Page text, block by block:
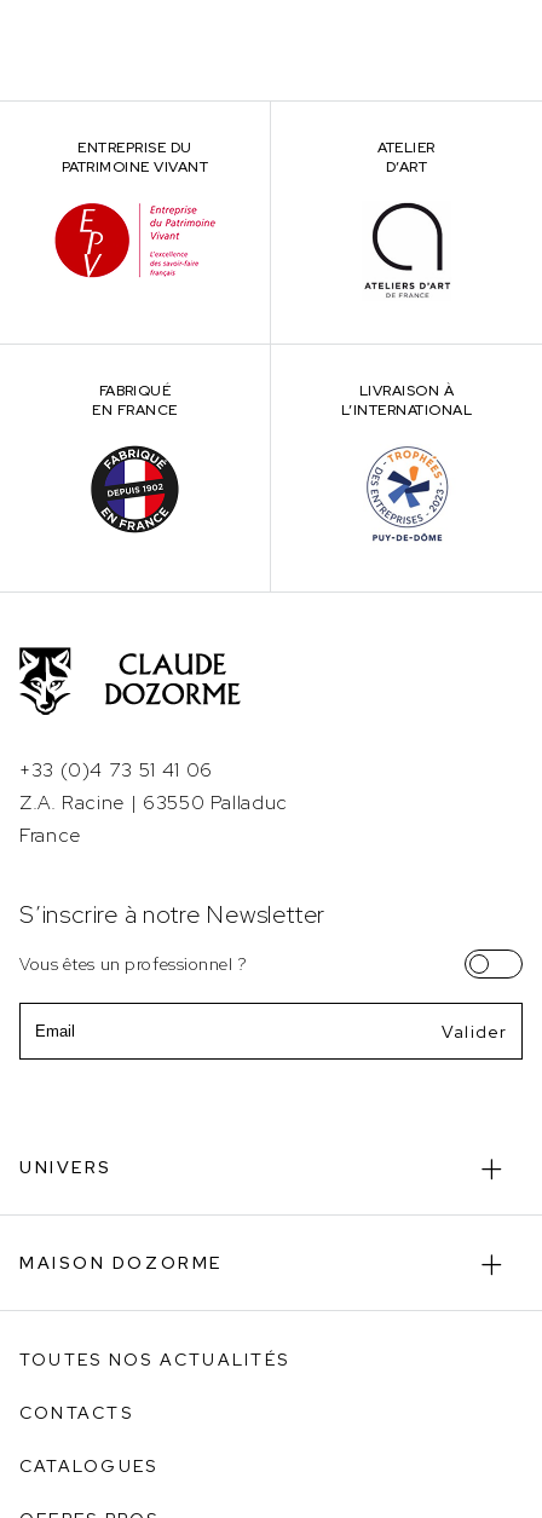
ENTREPRISE DU
PATRIMOINE VIVANT
ATELIER
D’ART
FABRIQUÉ
EN FRANCE
LIVRAISON À
L’INTERNATIONAL
+33 (0)4 73 51 41 06
Z.A. Racine | 63550 Palladuc
France
S’inscrire à notre Newsletter
Vous êtes un professionnel ?
UNIVERS
MAISON DOZORME
TOUTES NOS ACTUALITÉS
CONTACTS
CATALOGUES